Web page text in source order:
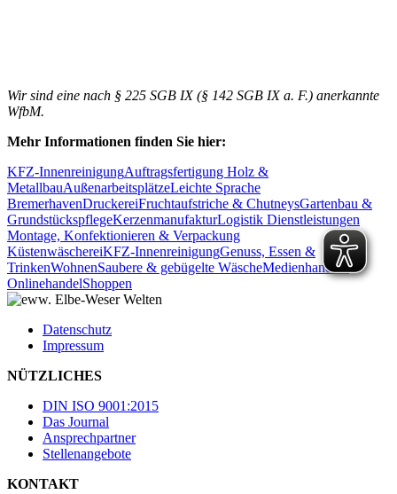
Wir sind eine nach § 225 SGB IX (§ 142 SGB IX a. F.) anerkannte
WfbM.
Mehr Informationen finden Sie hier:
KFZ-InnenreinigungAuftragsfertigung Holz &
MetallbauAußenarbeitsplätzeLeichte Sprache
BremerhavenDruckereiFruchtaufstriche & ChutneysGartenbau &
GrundstückspflegeKerzenmanufakturLogistik Dienstleistungen
Montage, Konfektionieren & Verpackung
KüstenwäschereiKFZ-InnenreinigungGenuss, Essen &
TrinkenWohnenSaubere & gebügelte WäscheMedienhandel /
OnlinehandelShoppen
Datenschutz
Impressum
NÜTZLICHES
DIN ISO 9001:2015
Das Journal
Ansprechpartner
Stellenangebote
KONTAKT